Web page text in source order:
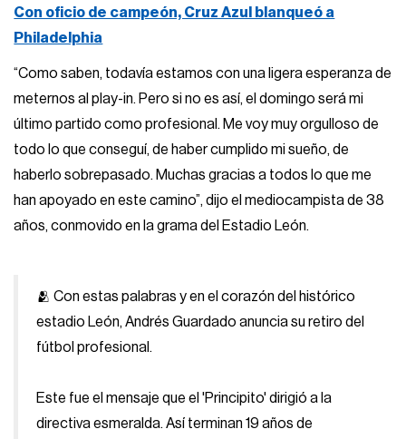
Con oficio de campeón, Cruz Azul blanqueó a
Philadelphia
“Como saben, todavía estamos con una ligera esperanza de
meternos al play-in. Pero si no es así, el domingo será mi
último partido como profesional. Me voy muy orgulloso de
todo lo que conseguí, de haber cumplido mi sueño, de
haberlo sobrepasado. Muchas gracias a todos lo que me
han apoyado en este camino”, dijo el mediocampista de 38
años, conmovido en la grama del Estadio León.
🫂 Con estas palabras y en el corazón del histórico
estadio León, Andrés Guardado anuncia su retiro del
fútbol profesional.
Este fue el mensaje que el 'Principito' dirigió a la
directiva esmeralda. Así terminan 19 años de